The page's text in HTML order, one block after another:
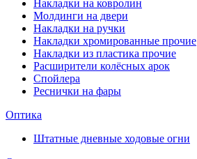
Накладки на ковролин
Молдинги на двери
Накладки на ручки
Накладки хромированные прочие
Накладки из пластика прочие
Расширители колёсных арок
Спойлера
Реснички на фары
Оптика
Штатные дневные ходовые огни